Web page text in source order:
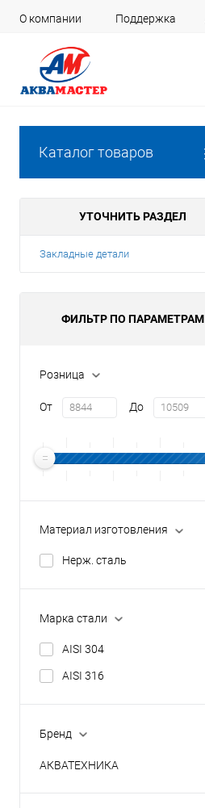
О компании Поддержка
Каталог товаров
УТОЧНИТЬ РАЗДЕЛ
Закладные детали
ФИЛЬТР ПО ПАРАМЕТРАМ
Розница
От До
Материал изготовления
Нерж. сталь
Марка стали
AISI 304
AISI 316
Бренд
АКВАТЕХНИКА